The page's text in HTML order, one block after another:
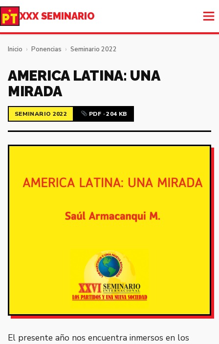
XXX SEMINARIO
Inicio › Ponencias › Seminario 2022
AMERICA LATINA: UNA
MIRADA
SEMINARIO 2022 PDF · 204 KB
El presente año nos encuentra inmersos en los